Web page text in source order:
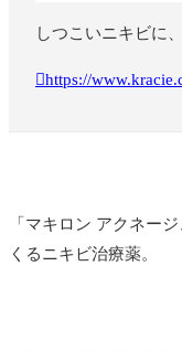
しつこいニキビに
https://
「マキロン アクネー
くるニキビ治療薬。